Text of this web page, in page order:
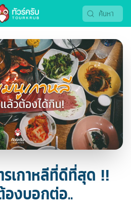
รเกาหลีที่ดีที่สุด !!
งบอกต่อ..